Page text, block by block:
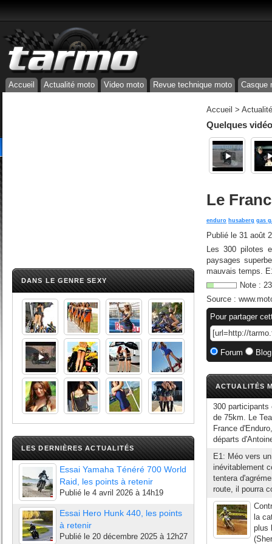
Accueil Actualité moto Video moto Revue technique moto Casque
DANS LE GENRE SEXY
LES DERNIÈRES ACTUALITÉS
Essai Yamaha Ténéré 700 World
Raid, les points à retenir
Publié le 4 avril 2026 à 14h19
Essai Hero Hunk 440, les points
à retenir
Publié le 20 décembre 2025 à 12h27
Accueil >
Quelques
Le
enduro husaberg gas
Publié le 31 août
Les 300 pilotes
paysages
mauvais temps.
Note : 23
Source :
Pour partager
Forum
ACTUALITÉS
300 participants
de 75km. Le
France
départs
E1: Méo vers
inévitablement
tentera
route, il pourra
la
plus